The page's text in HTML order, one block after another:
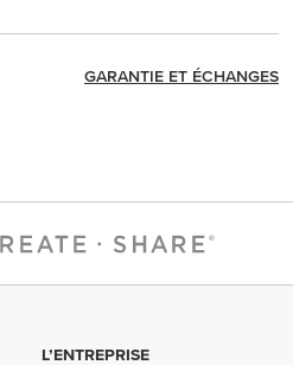
GARANTIE ET ÉCHANGES
L’ENTREPRISE